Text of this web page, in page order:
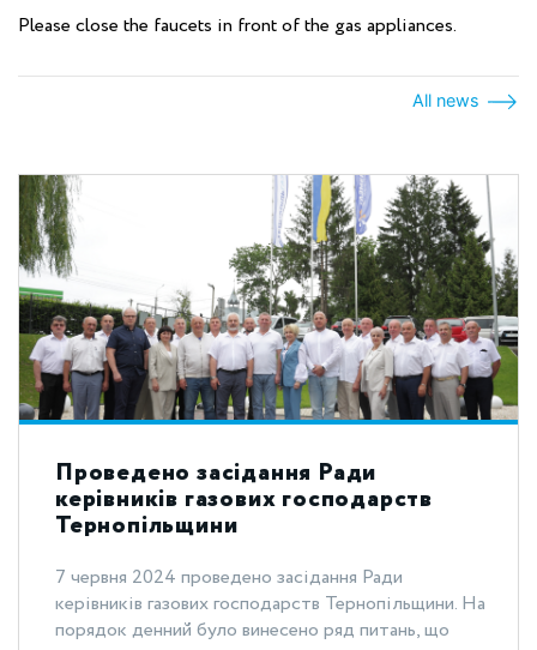
Please close the faucets in front of the gas appliances.
All news
Проведено засідання Ради
керівників газових господарств
Тернопільщини
7 червня 2024 проведено засідання Ради
керівників газових господарств Тернопільщини. На
порядок денний було винесено ряд питань, що